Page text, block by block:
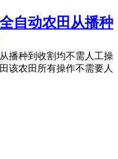
自动农田从播种
播种到收割均不需人工操
该农田所有操作不需要人